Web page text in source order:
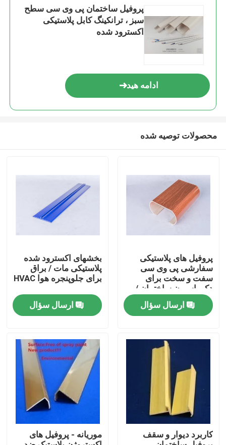
خونه
محصولات
ویدیو
پروفیل ساختمان پی وی سی سطح
سبز ، ترانکینگ کابل پلاستیکی
اکسترود شده
ادامه هید
محصولات توصیه شده
پروفیل های پلاستیکی
سفارشی پی وی سی
سفت و سخت برای
دکوراسیون ساختمان /
خانه
ارسال سؤال
بخشهای اکسترود شده
پلاستیکی مات / براق
برای جلوپنجره هوا HVAC
ارسال سؤال
کاربرد دیوار و سقف
موریانه - پروفیل های